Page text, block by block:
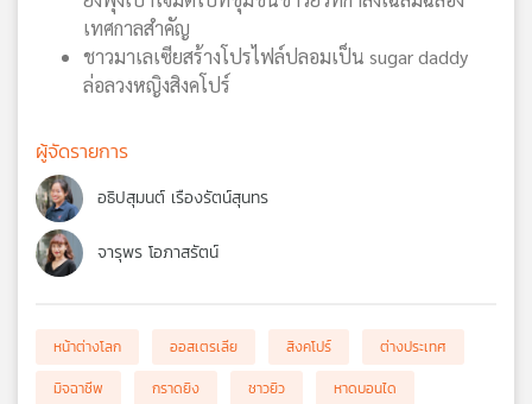
เทศกาลสำคัญ
ชาวมาเลเซียสร้างโปรไฟล์ปลอมเป็น sugar daddy
ล่อลวงหญิงสิงคโปร์
ผู้จัดรายการ
อธิปสุมนต์ เรืองรัตน์สุนทร
จารุพร โอภาสรัตน์
หน้าต่างโลก ออสเตรเลีย สิงคโปร์
ต่างประเทศ
มิจฉาชีพ
กราดยิง ชาวยิว
หาดบอนได